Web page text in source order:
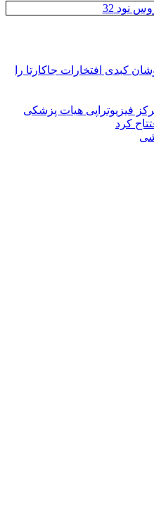
نود 32
کبدی افتخارات جاکارتا را
فیزیوتراپی هیات پزشکی
کرد